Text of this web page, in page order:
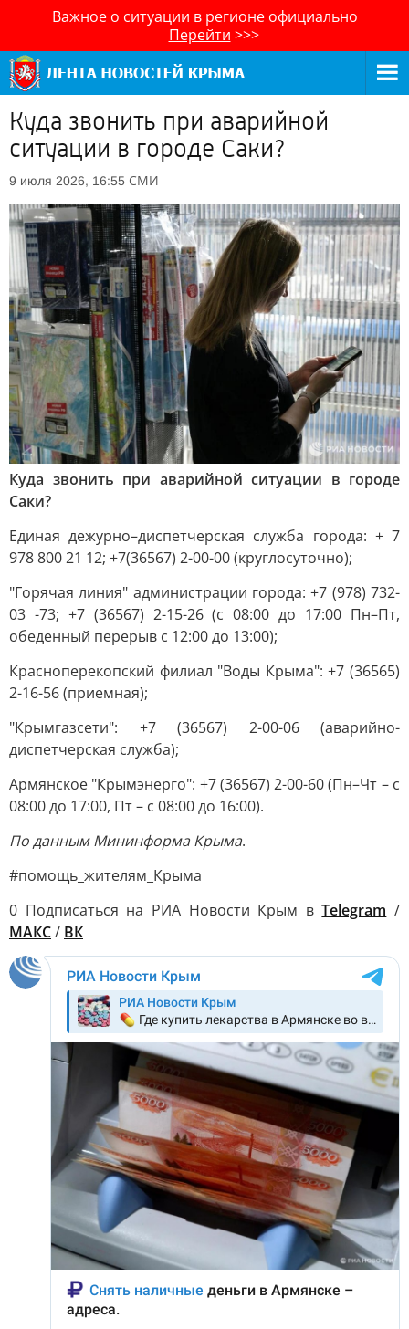
Важное о ситуации в регионе официально
Перейти >>>
Куда звонить при аварийной
ситуации в городе Саки?
9 июля 2026, 16:55 СМИ
Куда звонить при аварийной ситуации в городе
Саки?
Единая дежурно–диспетчерская служба города: + 7
978 800 21 12; +7(36567) 2-00-00 (круглосуточно);
"Горячая линия" администрации города: +7 (978) 732-
03 -73; +7 (36567) 2-15-26 (с 08:00 до 17:00 Пн–Пт,
обеденный перерыв с 12:00 до 13:00);
Красноперекопский филиал "Воды Крыма": +7 (36565)
2-16-56 (приемная);
"Крымгазсети": +7 (36567) 2-00-06 (аварийно-
диспетчерская служба);
Армянское "Крымэнерго": +7 (36567) 2-00-60 (Пн–Чт – с
08:00 до 17:00, Пт – с 08:00 до 16:00).
По данным Мининформа Крыма.
#помощь_жителям_Крыма
0 Подписаться на РИА Новости Крым вTelegram /
МАКС/ ВК